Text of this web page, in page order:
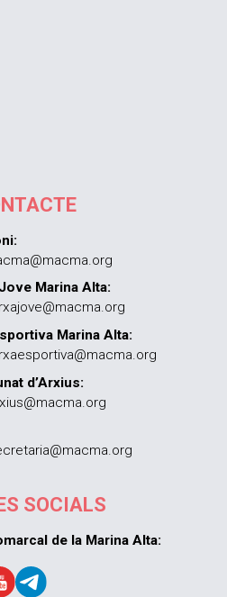
Marina Alta:
Marina Alta:
d’Arxius:
SOCIALS
de la Marina Alta: